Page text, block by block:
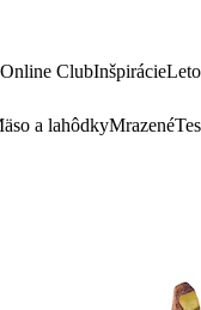
Online ClubInšpirácieLeto
a lahôdkyMrazené